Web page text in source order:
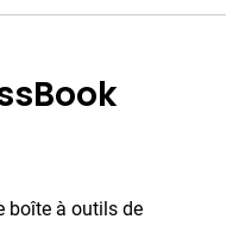
boîte à outils de